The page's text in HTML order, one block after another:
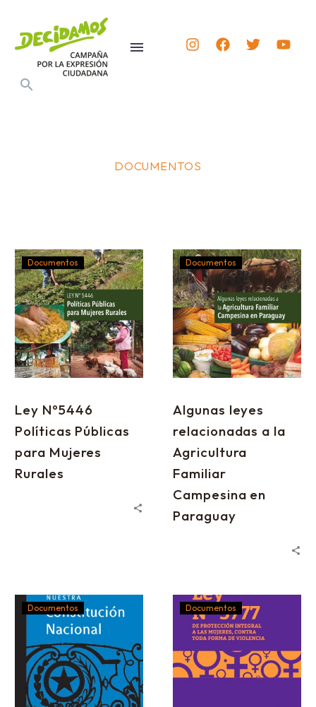
DOCUMENTOS
Documentos
Ley Nº5446
Políticas Públicas
para Mujeres
Rurales
Documentos
Algunas leyes
relacionadas a la
Agricultura
Familiar
Campesina en
Paraguay
Documentos Documentos